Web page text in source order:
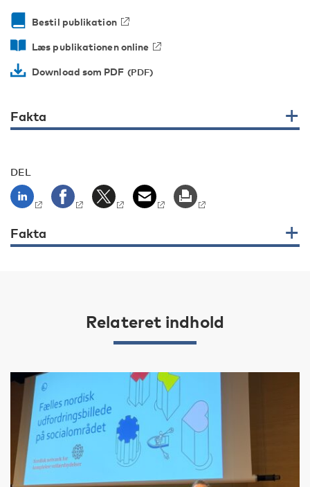
Bestil publikation
Læs publikationen online
Download som PDF
Fakta
DEL
Fakta
Relateret indhold